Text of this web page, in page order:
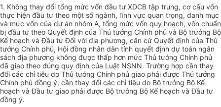
1. Không thay đổi tổng mức vốn đầu tư XDCB tập trung, cơ cấu vốn
thực hiện đầu tư theo một số ngành, lĩnh vực quan trọng, danh mục
và mức vốn của dự án nhóm A, tổng mức vốn quy hoạch, vốn chuẩn
bị đầu tư theo Quyết định của Thủ tướng Chính phủ và Bộ trưởng Bộ
Kế hoạch và Đầu tư Đối với địa phương, căn cứ Quyết định của Thủ
tướng Chính phủ, Hội đồng nhân dân tỉnh quyết định dự toán ngân
sách địa phương không được thấp hơn mức Thủ tướng Chính phủ
đã giao theo đúng quy định của Luật NSNN. Trường hợp cần thay
đổi các chỉ tiêu do Thủ tướng Chính phủ giao phải được Thủ tướng
Chính phủ đồng ý, cần thay đổi các chỉ tiêu do Bộ trưởng Bộ Kế
hoạch và Đầu tư giao phải được Bộ trưởng Bộ Kế hoạch và Đầu tư
đồng ý.